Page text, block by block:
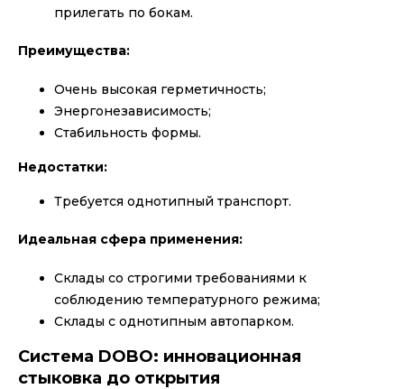
прилегать по бокам.
Преимущества:
Очень высокая герметичность;
Энергонезависимость;
Стабильность формы.
Недостатки:
Требуется однотипный транспорт.
Идеальная сфера применения:
Склады со строгими требованиями к
соблюдению температурного режима;
Склады с однотипным автопарком.
Система DOBO: инновационная
стыковка до открытия